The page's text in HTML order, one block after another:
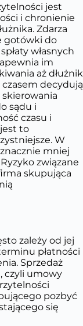
jest
i chronienie
Zdarza
gotówki do
własnych
im
aż dłużnik
czasem decydują
sądu i
czasu i
to
W
mniej
związane
skupująca
zależy od jej
płatności
Sprzedaż
czyli umowy
pozbyć
się